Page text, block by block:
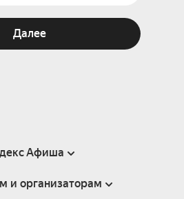
Далее
Афиша
Справка
и организаторам